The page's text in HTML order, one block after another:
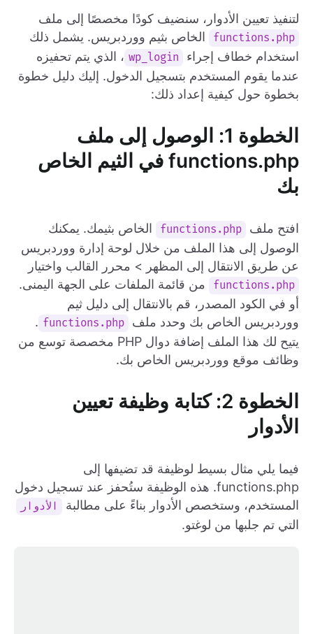
لتنفيذ تعيين الأدوار، سنضيف كودًا مخصصًا إلى ملف
functions.php
الخاص بثيم ووردبريس. يشمل ذلك
استخدام خطاف إجراء
wp_login ، الذي يتم تحفيزه
عندما يقوم المستخدم بتسجيل الدخول. إليك دليل خطوة
بخطوة حول كيفية إعداد ذلك:
الخطوة 1: الوصول إلى ملف
functions.php في الثيم الخاص
بك
افتح ملف functions.php
الخاص بثيمك. يمكنك
الوصول إلى هذا الملف من خلال لوحة إدارة ووردبريس
عن طريق الانتقال إلى المظهر > محرر القالب واختيار
functions.php
من قائمة الملفات على الجهة اليمنى.
أو في الكود المصدر، قم بالانتقال إلى دليل ثيم
ووردبريس الخاص بك وحدد ملف
functions.php
.
يتيح لك هذا الملف إضافة دوال PHP مخصصة توسع من
وظائف موقع ووردبريس الخاص بك.
الخطوة 2: كتابة وظيفة تعيين
الأدوار
فيما يلي مثال بسيط لوظيفة قد تضيفها إلى
functions.php. هذه الوظيفة ستُحفز عند تسجيل دخول
المستخدم، وستخصص الأدوار بناءً على مطالبة
الأدوار
التي تم جلبها من لوغتو.